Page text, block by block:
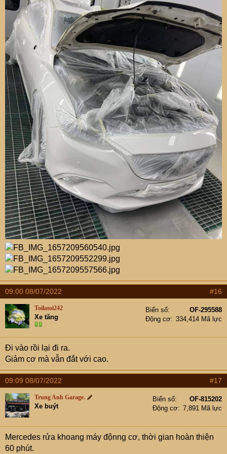
tỉ mỉ taplo, các chi tiết nhựa cao su trên ô tô.
Bước 5: làm sạch các khe kẽ, hèm cửa, nắp cốp, khe gió
điều hoà, cánh cửa...
Bước 6: Giặt sạch dây đai bảo hiểm
Bước 7: Giặt sạch thảm trải sàn, lót chân
Bước 8: Làm sạch trần xe
Bước 9: Vệ sinh cẩn thận ghế ngồi.
Bước 10: Sử dụng máy rửa hơi nước nóng để khử trùng
và làm vệ sinh lại lần nữa khoang nội thất.
4, Vệ sinh giàn lạnh nội soi 600.000 chỉ còn 480.000
5, Vệ sinh - bảo dưỡng khoang máy 700.000 chỉ chỉ còn
490.000
< Làm sạch bề mặt khoang máy như mới, chống rỉ, sắt,
nước. Sử dụng hóa chất Sonax Enine Clear không chứa
Axit kẽm.
09:00 08/07/2022 #16
Toilatoi242
Xe tăng
Biển số
OF-295588
Động cơ
334,414 Mã lực
Đi vào rồi lại đi ra.
Giảm cơ mà vẫn đắt với cao.
09:09 08/07/2022 #17
Trung Anh Garage.
Xe buýt
Biển số
OF-815202
Động cơ
7,891 Mã lực
Mercedes rửa khoang máy độnng cơ, thời gian hoàn thiện
60 phút.